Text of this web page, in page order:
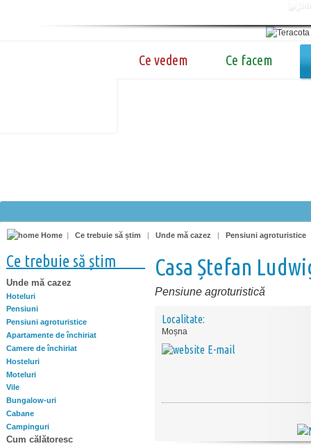
Ce vedem Ce facem
Home | Ce trebuie să știm | Unde mă cazez | Pensiuni agroturistice
Ce trebuie să știm
Unde mă cazez
Hoteluri
Pensiuni
Pensiuni agroturistice
Apartamente de închiriat
Camere de închiriat
Hosteluri
Moteluri
Vile
Bungalow-uri
Cabane
Campinguri
Cum călătoresc
Casa Ștefan
Pensiune agroturistică
Localitate:
Moșna
E-mail